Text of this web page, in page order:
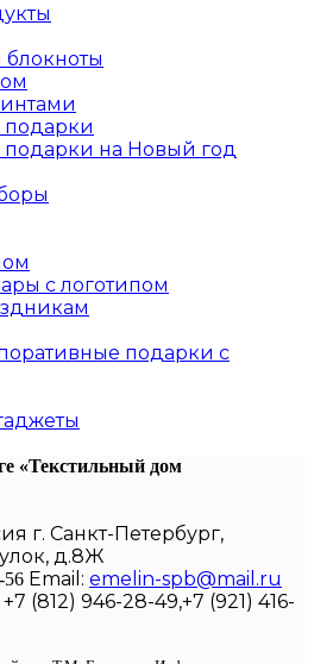
на Новый год
с логотипом
подарки с
«Текстильный дом
г. Санкт-Петербург,
д.8Ж
Email: emelin-spb@mail.ru
+7 (812) 946-28-49,+7 (921) 416-